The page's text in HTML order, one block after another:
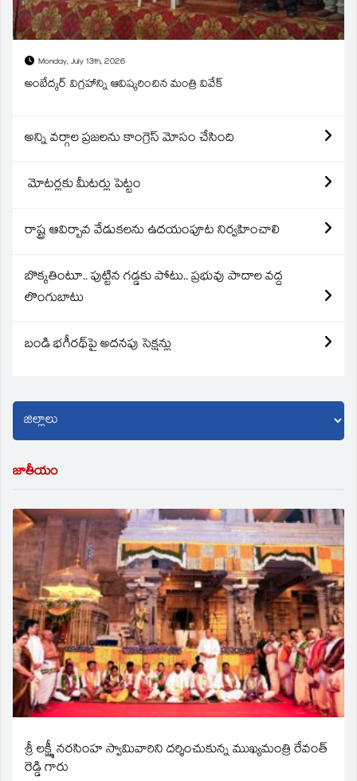
Monday, July 13th, 2026
అంబేద్కర్ విగ్రహాన్ని ఆవిష్కరించిన మంత్రి వివేక్
అన్ని వర్గాల ప్రజలను కాంగ్రెస్ మోసం చేసింది
మోటర్లకు మీటర్లు పెట్టం
రాష్ట్ర ఆవిర్బావ వేడుకలను ఉదయంపూట నిర్వహించాలి
బొక్కతింటూ.. పుట్టిన గడ్డకు పోటు.. ప్రభువు పాదాల వద్ద
లొంగుబాటు
బండి భగీరథ్‌పై అదనపు సెక్షన్లు
జాతీయం
శ్రీ లక్ష్మీ నరసింహ స్వామివారిని దర్శించుకున్న ముఖ్యమంత్రి రేవంత్
రెడ్డి గారు